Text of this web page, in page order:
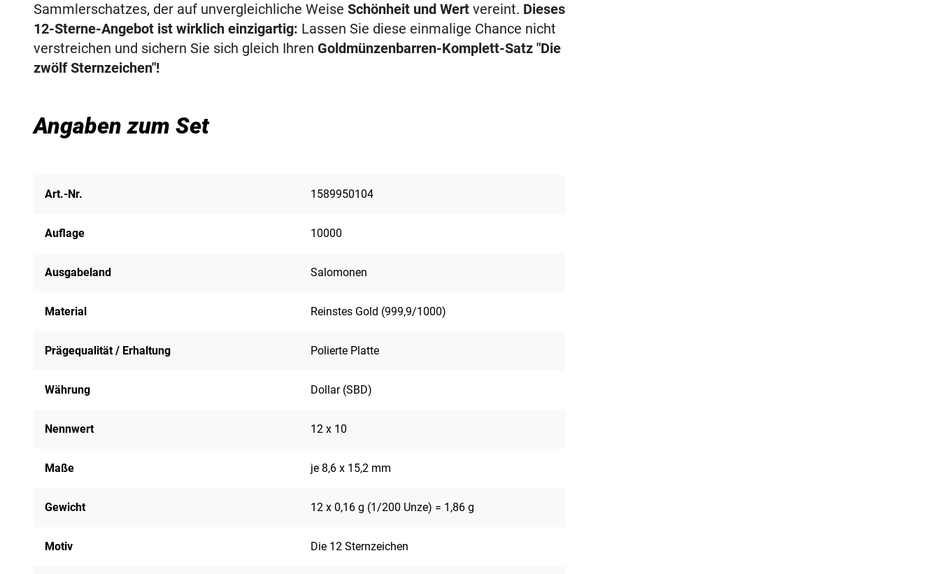
Sammlerschatzes, der auf unvergleichliche Weise Schönheit und Wert vereint. Dieses
12-Sterne-Angebot ist wirklich einzigartig: Lassen Sie diese einmalige Chance nicht
verstreichen und sichern Sie sich gleich Ihren Goldmünzenbarren-Komplett-Satz "Die
zwölf Sternzeichen"!
Angaben zum Set
Art.-Nr. 1589950104
Auflage 10000
Ausgabeland Salomonen
Material Reinstes Gold (999,9/1000)
Prägequalität / Erhaltung Polierte Platte
Währung Dollar (SBD)
Nennwert 12 x 10
Maße je 8,6 x 15,2 mm
Gewicht 12 x 0,16 g (1/200 Unze) = 1,86 g
Motiv Die 12 Sternzeichen